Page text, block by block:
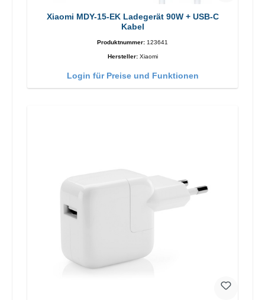
Xiaomi MDY-15-EK Ladegerät 90W + USB-C
Kabel
Produktnummer: 123641
Hersteller: Xiaomi
Login für Preise und Funktionen